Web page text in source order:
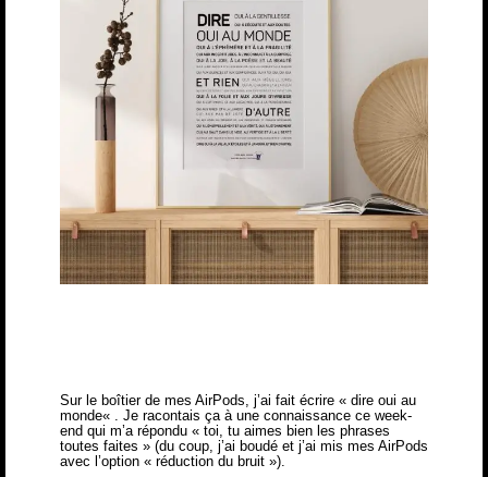
Sur le boîtier de mes AirPods, j’ai fait écrire « dire oui au
monde« . Je racontais ça à une connaissance ce week-
end qui m’a répondu « toi, tu aimes bien les phrases
toutes faites » (du coup, j’ai boudé et j’ai mis mes AirPods
avec l’option « réduction du bruit »).